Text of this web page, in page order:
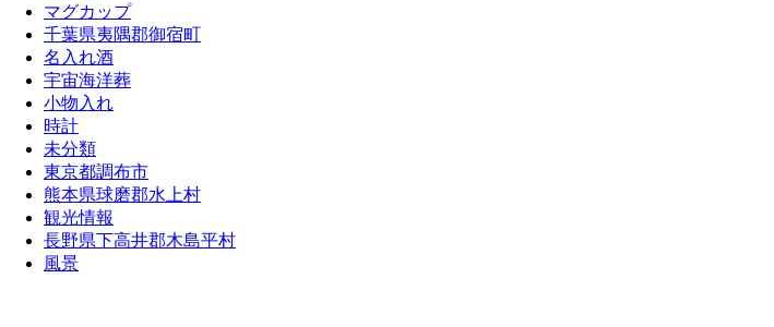
マグカップ
千葉県夷隅郡御宿町
名入れ酒
宇宙海洋葬
小物入れ
時計
未分類
東京都調布市
熊本県球磨郡水上村
観光情報
長野県下高井郡木島平村
風景